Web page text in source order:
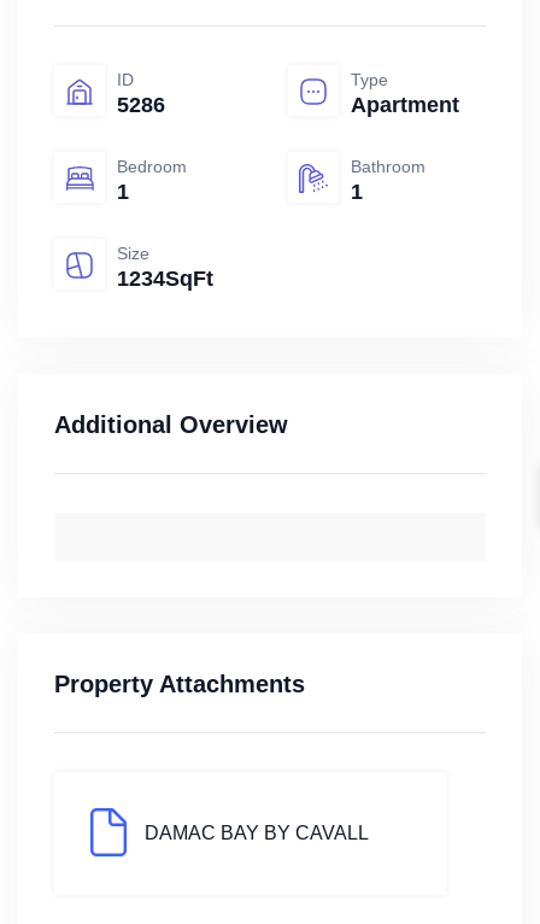
ID
5286
Type
Apartment
Bedroom
1
Bathroom
1
Size
1234SqFt
Additional Overview
Property Attachments
DAMAC BAY BY CAVALL